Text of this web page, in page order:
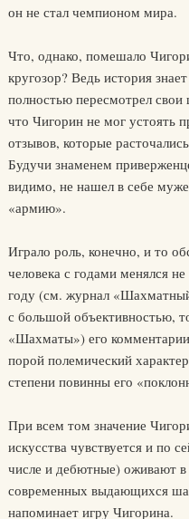
он не стал чемпионом мира.
Что, однако, помешало
кругозор? Ведь история
полностью пересмотрел
что Чигорин не мог устоять
отзывов, которые
Будучи знаменем
видимо, не нашел в себе
«армию».
Играло роль, конечно, и то
человека с годами менялся
году (см. журнал
с большой объективностью,
«Шахматы») его
порой полемический
степени повинны его
При всем том значение
искусства чувствуется и по
числе и дебютные) оживают
современных выдающихся
напоминает игру Чигорина.